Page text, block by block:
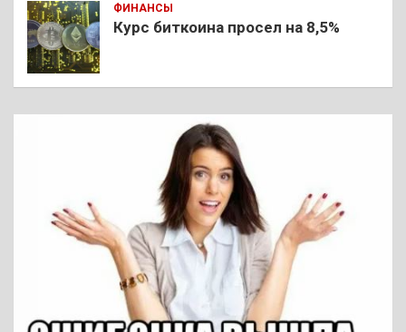
ФИНАНСЫ
Курс биткоина просел на 8,5%